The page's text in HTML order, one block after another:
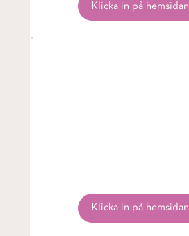
Klicka in på hemsidan
Klicka in på hemsidan